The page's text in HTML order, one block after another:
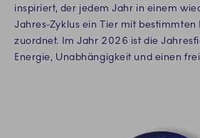
inspiriert, der jedem Jahr in einem
Jahres-Zyklus ein Tier mit bestimmten
zuordnet. Im Jahr 2026 ist die
Energie, Unabhängigkeit und einen